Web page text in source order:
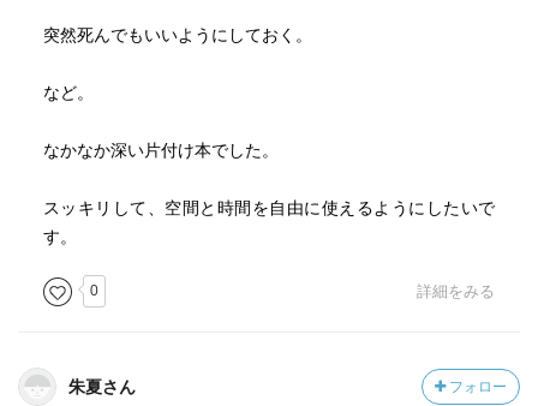
突然死んでもいいようにしておく。
など。
なかなか深い片付け本でした。
スッキリして、空間と時間を自由に使えるようにしたいで
す。
0 詳細をみる
朱夏さん フォロー